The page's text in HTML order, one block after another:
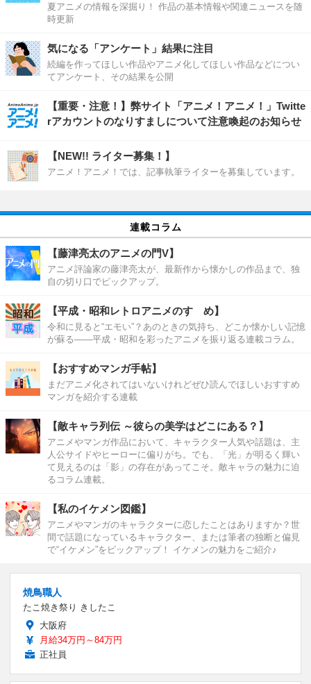
夏アニメの情報を深掘り！ 作品の基本情報や関連ニュースを随
時更新
気になる「アンケート」結果に注目
続編を作ってほしい作品やアニメ化してほしい作品などについ
てアンケート、その結果を公開
【重要・注意！】弊サイト「アニメ！アニメ！」Twitte
rアカウントのなりすましについて注意喚起のお知らせ
【NEW!! ライター募集！】
アニメ！アニメ！では、記事執筆ライターを募集しています。
連載コラム
【藤津亮太のアニメの門V】
アニメ評論家の藤津亮太が、最新作から懐かしの作品まで、独
自の切り口でピックアップ。
【平成・昭和レトロアニメのすゝめ】
令和に見ると“エモい”？あのときの気持ち、どこか懐かしい記憶
が蘇る――平成・昭和を彩ったアニメを振り返る連載コラム。
【おすすめマンガ手帖】
まだアニメ化されてはいないけれどぜひ読んでほしいおすすめ
マンガを紹介する連載
【敵キャラ列伝 ～彼らの美学はどこにある？】
アニメやマンガ作品において、キャラクター人気や話題は、主
人公サイドやヒーローに偏りがち。でも、「光」が明るく輝い
て見えるのは「影」の存在があってこそ。敵キャラの魅力に迫
るコラム連載。
【私のイケメン図鑑】
アニメやマンガのキャラクターに恋したことはありますか？世
間で話題になっているキャラクター、または筆者の独断と偏見
で“イケメン”をピックアップ！ イケメンの魅力をご紹介♪
焼鳥職人
たこ焼き祭り きしたこ
大阪府
月給34万円～84万円
正社員